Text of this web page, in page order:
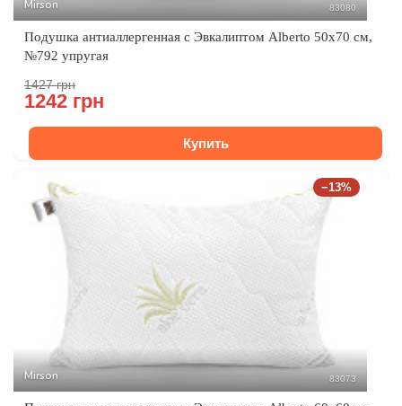
Mirson 83080
Подушка антиаллергенная с Эвкалиптом Alberto 50x70 см,
№792 упругая
1427 грн
1242 грн
Купить
−13%
Mirson 83073